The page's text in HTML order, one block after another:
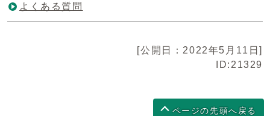
よくある質問
[公開日：2022年5月11日]
ID:21329
ページの先頭へ戻る